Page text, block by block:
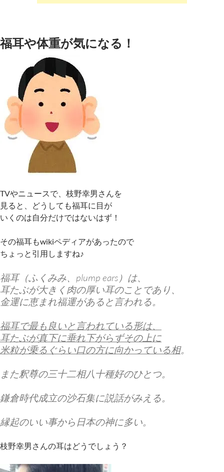
福耳や体重が気になる！
TVやニュースで、枝野幸男さんを
見ると、どうしても福耳に目が
いくのは自分だけではないはず！
その福耳もwikiペディアがあったので
ちょっと引用しますね♪
福耳（ふくみみ、plump ears）は、
耳たぶが大きく肉の厚い耳のことであり、
金運に恵まれ福運があると言われる。
福耳で最も良いと言われている形は、
耳たぶが真下に垂れ下がらずその上に
米粒が乗るぐらい口の方に向かっている相。
また釈尊の三十二相八十種好のひとつ。
鎌倉時代成立の沙石集に説話がみえる。
縁起のいい事から日本の神に多い。
枝野幸男さんの耳はどうでしょう？